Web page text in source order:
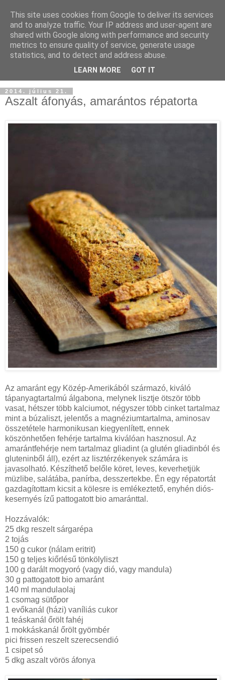
2014. július 21.
Aszalt áfonyás, amarántos répatorta
Az amaránt egy Közép-Amerikából származó, kiváló
tápanyagtartalmú álgabona, melynek lisztje ötször több
vasat, hétszer több kalciumot, négyszer több cinket tartalmaz
mint a búzaliszt, jelentős a magnéziumtartalma, aminosav
összetétele harmonikusan kiegyenlített, ennek
köszönhetően fehérje tartalma kiválóan hasznosul. Az
amarántfehérje nem tartalmaz gliadint (a glutén gliadinból és
gluteninből áll), ezért az lisztérzékenyek számára is
javasolható. Készíthető belőle köret, leves, keverhetjük
müzlibe, salátába, panírba, desszertekbe. Én egy répatortát
gazdagítottam kicsit a kölesre is emlékeztető, enyhén diós-
kesernyés ízű pattogatott bio amaránttal.
Hozzávalók:
25 dkg reszelt sárgarépa
2 tojás
150 g cukor (nálam eritrit)
150 g teljes kiőrlésű tönkölyliszt
100 g darált mogyoró (vagy dió, vagy mandula)
30 g pattogatott bio amaránt
140 ml mandulaolaj
1 csomag sütőpor
1 evőkanál (házi) vaníliás cukor
1 teáskanál őrölt fahéj
1 mokkáskanál őrölt gyömbér
pici frissen reszelt szerecsendió
1 csipet só
5 dkg aszalt vörös áfonya
This site uses cookies from Google to deliver its services
and to analyze traffic. Your IP address and user-agent are
shared with Google along with performance and security
metrics to ensure quality of service, generate usage
statistics, and to detect and address abuse.
LEARN MORE GOT IT